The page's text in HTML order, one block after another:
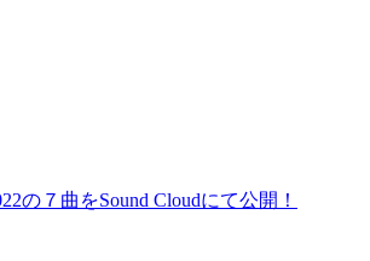
の７曲をSound Cloudにて公開！